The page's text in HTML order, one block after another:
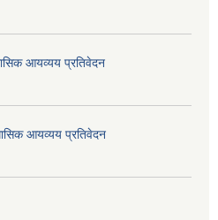
आयव्यय प्रतिवेदन
आयव्यय प्रतिवेदन